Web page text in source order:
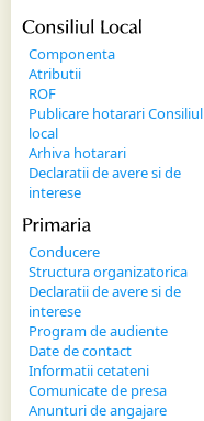
Consiliul Local
Componenta
Atributii
ROF
Publicare hotarari Consiliul
local
Arhiva hotarari
Declaratii de avere si de
interese
Primaria
Conducere
Structura organizatorica
Declaratii de avere si de
interese
Program de audiente
Date de contact
Informatii cetateni
Comunicate de presa
Anunturi de angajare